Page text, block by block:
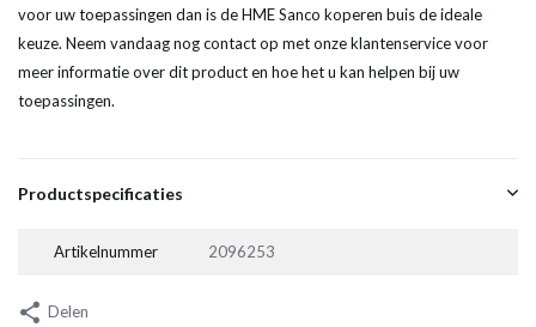
voor uw toepassingen dan is de HME Sanco koperen buis de ideale
keuze. Neem vandaag nog contact op met onze klantenservice voor
meer informatie over dit product en hoe het u kan helpen bij uw
toepassingen.
Productspecificaties
Artikelnummer 2096253
Delen